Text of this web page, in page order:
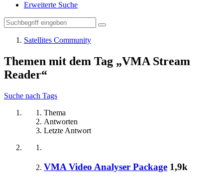
Erweiterte Suche
Satellites Community
Themen mit dem Tag „VMA Stream
Reader“
Suche nach Tags
Thema
Antworten
Letzte Antwort
VMA Video Analyser Package 1,9k